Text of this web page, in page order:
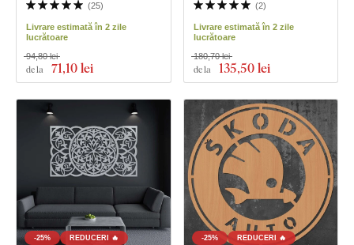
(25)
Livrare estimată în 2 zile
lucrătoare
de la 71,10 lei
94,80 lei
(2)
Livrare estimată în 2 zile
lucrătoare
de la 135,50 lei
180,70 lei
-25% REDUCERI 🔥 -25% REDUCERI 🔥